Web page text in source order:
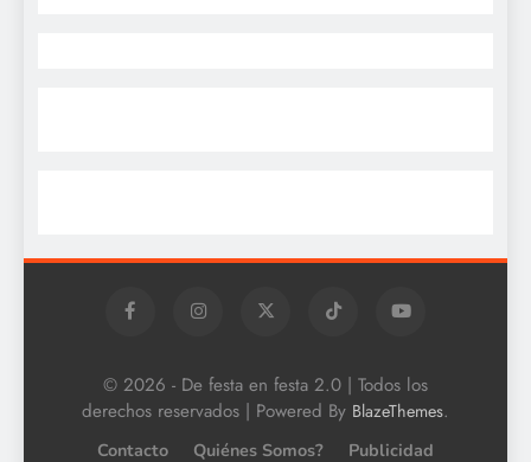
© 2026 - De festa en festa 2.0 | Todos los
derechos reservados | Powered By BlazeThemes.
Contacto Quiénes Somos? Publicidad